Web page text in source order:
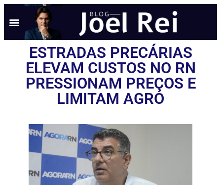
ESTRADAS PRECÁRIAS
ELEVAM CUSTOS NO RN
PRESSIONAM PREÇOS E
LIMITAM AGRO